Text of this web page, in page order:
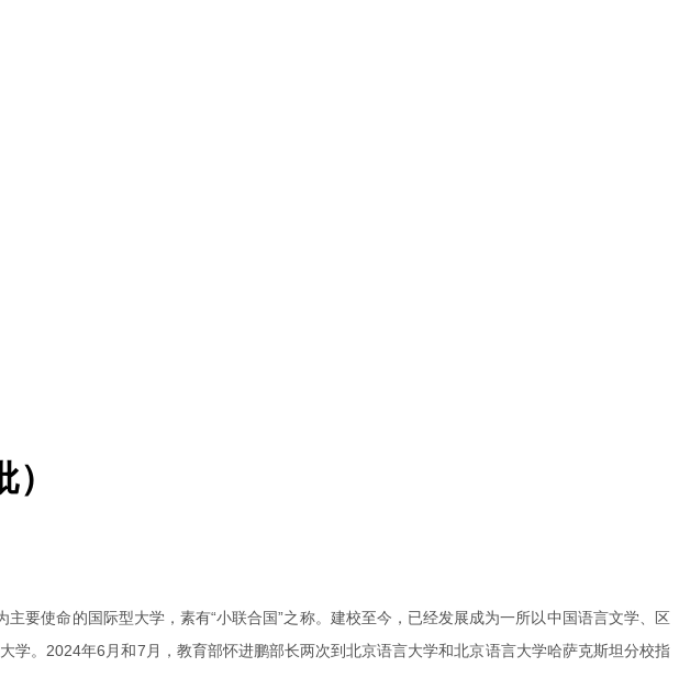
要使命的国际型大学，素有“小联合国”之称。建校至今，已经发展成为一所以中国语言文学、区
。2024年6月和7月，教育部怀进鹏部长两次到北京语言大学和北京语言大学哈萨克斯坦分校指